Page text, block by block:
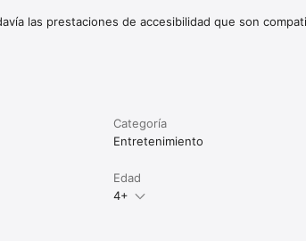
las prestaciones de accesibilidad que son
Categoría
Entretenimiento
Edad
4+